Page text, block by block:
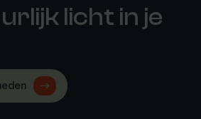
licht in je